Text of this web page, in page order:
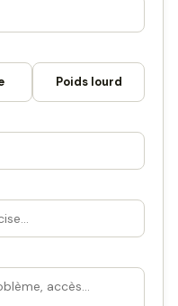
Poids lourd